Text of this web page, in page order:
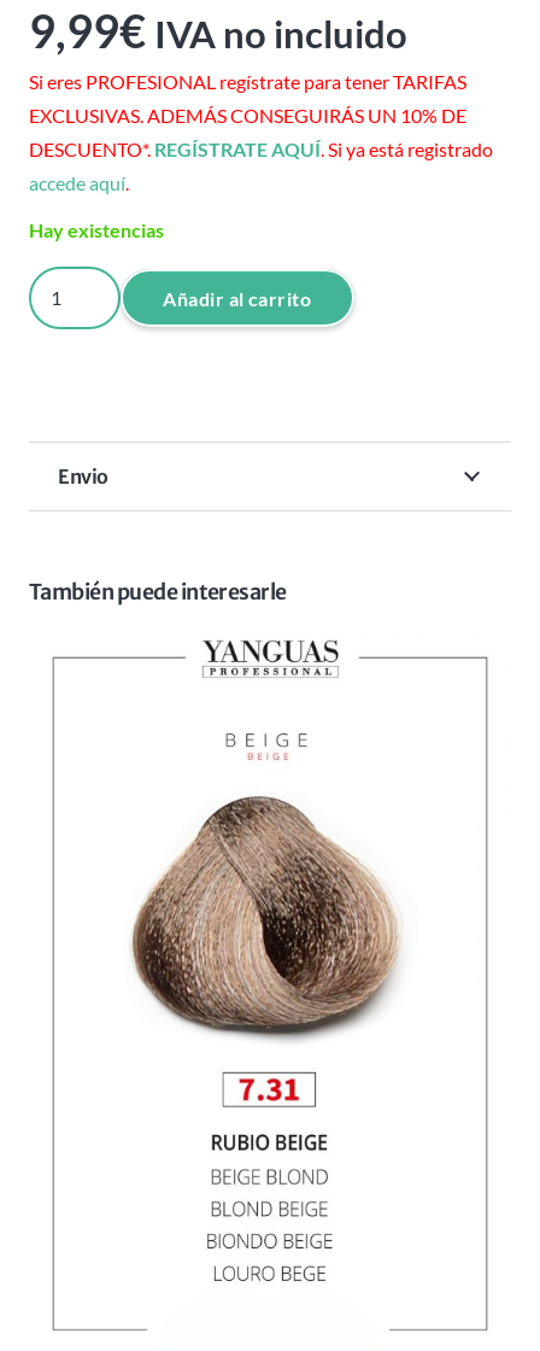
9,99€ IVA no incluido
Si eres PROFESIONAL regístrate para tener TARIFAS
EXCLUSIVAS. ADEMÁS CONSEGUIRÁS UN 10% DE
DESCUENTO*. REGÍSTRATE AQUÍ. Si ya está registrado
accede aquí.
Hay existencias
TINTE
ATTRAXTION
cantidad
Añadir al carrito
Envio
También puede interesarle